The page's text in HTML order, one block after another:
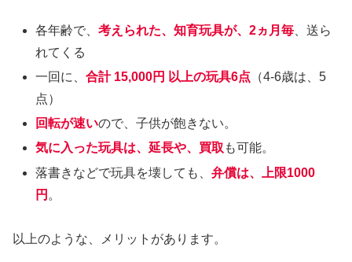
各年齢で、考えられた、知育玩具が、2ヵ月毎 、送ら
れてくる
一回に、合計 15,000円 以上の玩具6点 （4-6歳は、5
点）
回転が速いので、子供が飽きない。
気に入った玩具は、延長や、買取 も可能。
落書きなどで玩具を壊しても、弁償は、上限1000
円 。
以上のような、メリットがあります。